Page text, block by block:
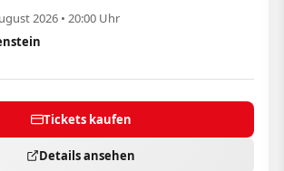
2026 • 20:00 Uhr
Tickets kaufen
Details ansehen